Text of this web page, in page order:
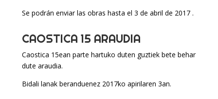
Se podrán enviar las obras hasta el 3 de abril de 2017 .
CAOSTICA 15 ARAUDIA
Caostica 15ean parte hartuko duten guztiek bete behar
dute araudia.
Bidali lanak beranduenez 2017ko apirilaren 3an.